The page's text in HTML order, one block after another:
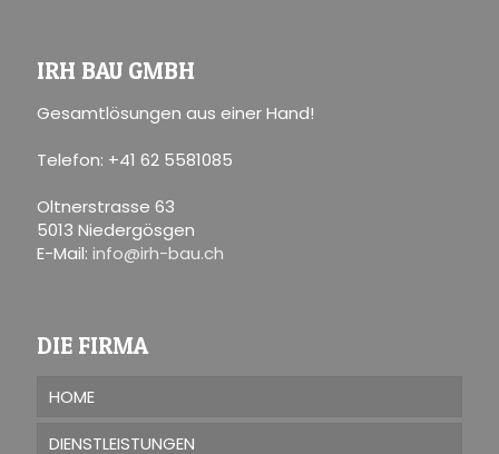
IRH BAU GMBH
Gesamtlösungen aus einer Hand!
Telefon: +41 62 5581085
Oltnerstrasse 63
5013 Niedergösgen
E-Mail: info@irh-bau.ch
DIE FIRMA
HOME
DIENSTLEISTUNGEN